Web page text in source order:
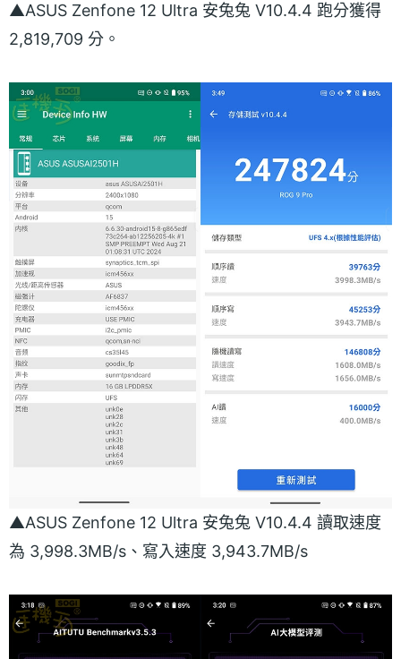
▲ASUS Zenfone 12 Ultra 安兔兔 V10.4.4 跑分獲得
2,819,709 分。
▲ASUS Zenfone 12 Ultra 安兔兔 V10.4.4 讀取速度
為 3,998.3MB/s、寫入速度 3,943.7MB/s